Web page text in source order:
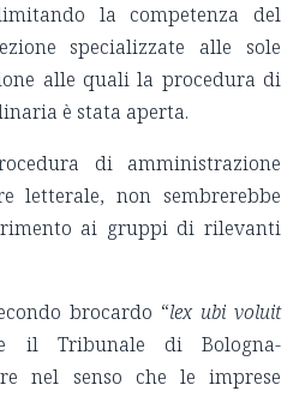
la competenza del
specializzate alle sole
alle quali la procedura di
è stata aperta.
di amministrazione
letterale, non sembrerebbe
ai gruppi di rilevanti
brocardo “lex ubi voluit
il Tribunale di Bologna-
nel senso che le imprese